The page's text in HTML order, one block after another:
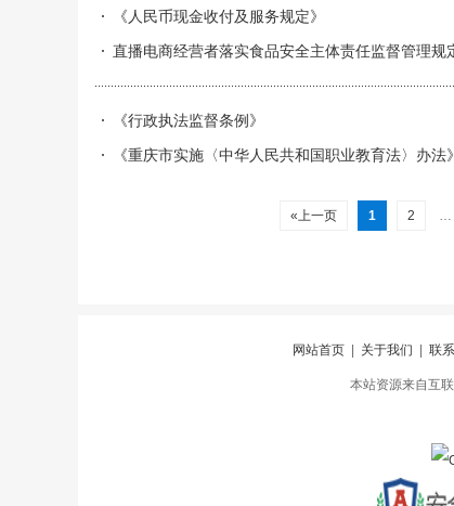
《人民币现金收付及服务规定》
直播电商经营者落实食品安全主体责任监督管理规
《行政执法监督条例》
《重庆市实施〈中华人民共和国职业教育法〉办法》
«上一页 1 2 …
网站首页| 关于我们 联
本站资源来自互